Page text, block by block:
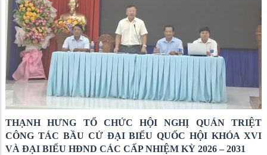
THẠNH HƯNG TỔ CHỨC HỘI NGHỊ QUÁN TRIỆT
CÔNG TÁC BẦU CỬ ĐẠI BIỂU QUỐC HỘI KHÓA XVI
VÀ ĐẠI BIỂU HĐND CÁC CẤP NHIỆM KỲ 2026 – 2031